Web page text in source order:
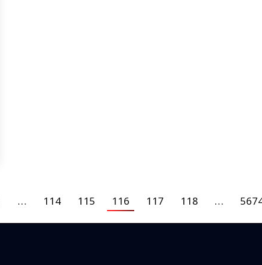
… 114 115 116 117 118 …